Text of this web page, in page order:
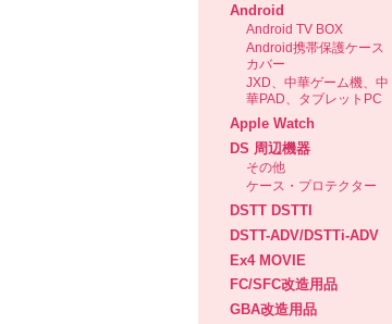
Android
Android TV BOX
Android携帯保護ケース
カバー
JXD、中華ゲーム機、中
華PAD、タブレットPC
Apple Watch
DS 周辺機器
その他
ケース・プロテクター
DSTT DSTTI
DSTT-ADV/DSTTi-ADV
Ex4 MOVIE
FC/SFC改造用品
GBA改造用品